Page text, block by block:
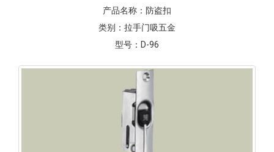
产品名称： 防盗扣
类别： 拉手门吸五金
型号： D-96